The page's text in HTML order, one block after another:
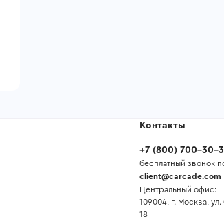
Контакты
+7 (800) 700-30-
бесплатный звонок
client@carcade.com
Центральный офис:
109004, г. Москва,
18